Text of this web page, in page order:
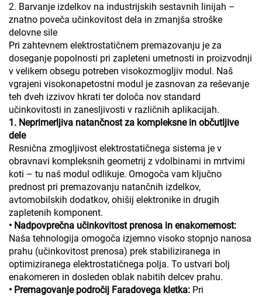
2. Barvanje izdelkov na industrijskih sestavnih linijah –
znatno poveča učinkovitost dela in zmanjša stroške
delovne sile
Pri zahtevnem elektrostatičnem premazovanju je za
doseganje popolnosti pri zapleteni umetnosti in proizvodnji
v velikem obsegu potreben visokozmogljiv modul. Naš
vgrajeni visokonapetostni modul je zasnovan za reševanje
teh dveh izzivov hkrati ter določa nov standard
učinkovitosti in zanesljivosti v različnih aplikacijah.
1. Neprimerljiva natančnost za kompleksne in občutljive
dele
Resnična zmogljivost elektrostatičnega sistema je v
obravnavi kompleksnih geometrij z vdolbinami in mrtvimi
koti – tu naš modul odlikuje. Omogoča vam ključno
prednost pri premazovanju natančnih izdelkov,
avtomobilskih dodatkov, ohišij elektronike in drugih
zapletenih komponent.
• Nadpovprečna učinkovitost prenosa in enakomernost:
Naša tehnologija omogoča izjemno visoko stopnjo nanosa
prahu (učinkovitost prenosa) prek stabiliziranega in
optimiziranega elektrostatičnega polja. To ustvari bolj
enakomeren in dosleden oblak nabitih delcev prahu.
• Premagovanje področij Faradovega kletka: Pri